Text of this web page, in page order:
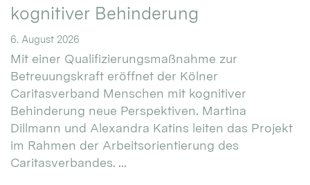
kognitiver Behinderung
6. August 2026
Mit einer Qualifizierungsmaßnahme zur
Betreuungskraft eröffnet der Kölner
Caritasverband Menschen mit kognitiver
Behinderung neue Perspektiven. Martina
Dillmann und Alexandra Katins leiten das Projekt
im Rahmen der Arbeitsorientierung des
Caritasverbandes. ...